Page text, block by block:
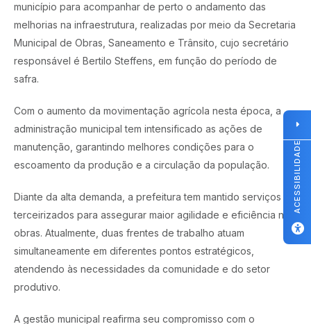
município para acompanhar de perto o andamento das
melhorias na infraestrutura, realizadas por meio da Secretaria
Municipal de Obras, Saneamento e Trânsito, cujo secretário
responsável é Bertilo Steffens, em função do período de
safra.
Com o aumento da movimentação agrícola nesta época, a
administração municipal tem intensificado as ações de
manutenção, garantindo melhores condições para o
escoamento da produção e a circulação da população.
Diante da alta demanda, a prefeitura tem mantido serviços
terceirizados para assegurar maior agilidade e eficiência nas
obras. Atualmente, duas frentes de trabalho atuam
simultaneamente em diferentes pontos estratégicos,
atendendo às necessidades da comunidade e do setor
produtivo.
A gestão municipal reafirma seu compromisso com o
ACESSIBILIDADE